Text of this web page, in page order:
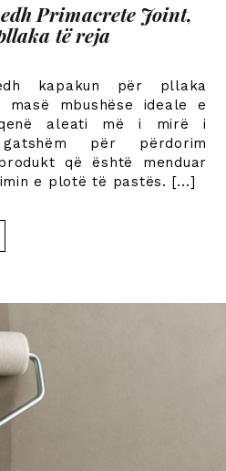
Primacrete Joint,
të reja
kapakun për pllaka
masë mbushëse ideale e
aleati më i mirë i
për përdorim
që është menduar
e plotë të pastës. [...]